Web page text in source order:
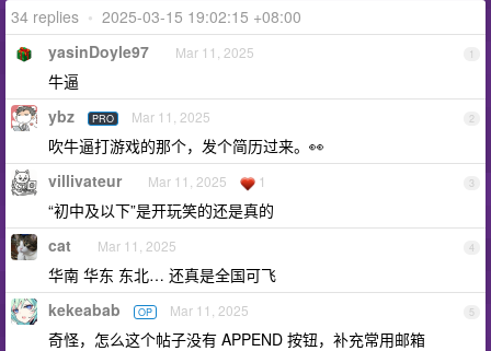
34 replies • 2025-03-15 19:02:15 +08:00
1
yasinDoyle97 Mar 11, 2025
牛逼
2
ybz PRO Mar 11, 2025
吹牛逼打游戏的那个，发个简历过来。👀
3
villivateur Mar 11, 2025 1
“初中及以下”是开玩笑的还是真的
4
cat Mar 11, 2025
华南 华东 东北… 还真是全国可飞
5
kekeabab OP Mar 11, 2025
奇怪，怎么这个帖子没有 APPEND 按钮，补充常用邮箱